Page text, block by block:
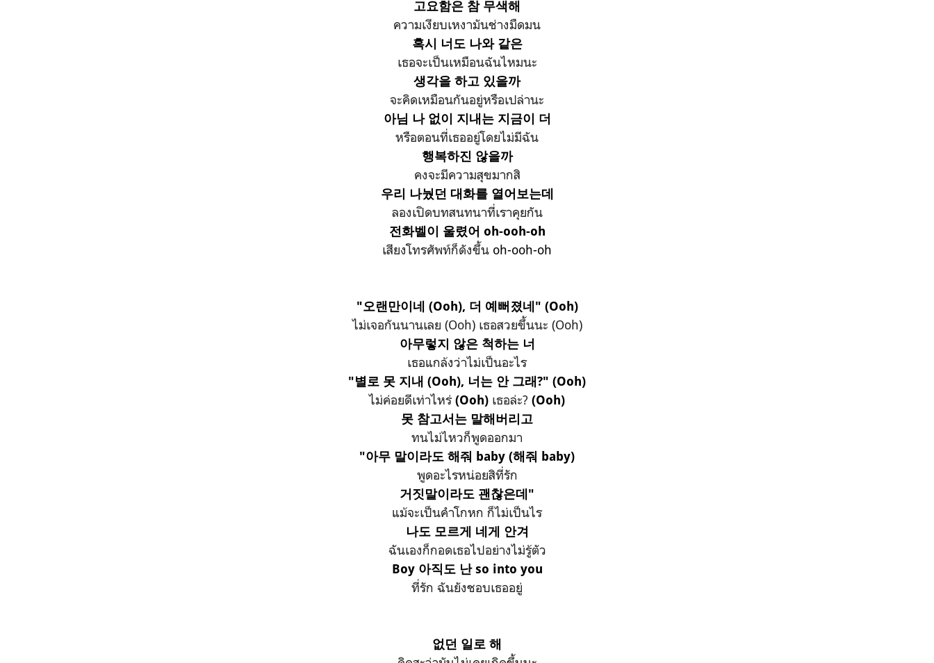
고요함은 참 무색해
ความเงียบเหงามันช่างมืดมน
혹시 너도 나와 같은
เธอจะเป็นเหมือนฉันไหมนะ
생각을 하고 있을까
จะคิดเหมือนกันอยู่หรือเปล่านะ
아님 나 없이 지내는 지금이 더
หรือตอนที่เธออยู่โดยไม่มีฉัน
행복하진 않을까
คงจะมีความสุขมากสิ
우리 나눴던 대화를 열어보는데
ลองเปิดบทสนทนาที่เราคุยกัน
전화벨이 울렸어 oh-ooh-oh
เสียงโทรศัพท์ก็ดังขึ้น oh-ooh-oh
"오랜만이네 (Ooh), 더 예뻐졌네" (Ooh)
ไม่เจอกันนานเลย (Ooh) เธอสวยขึ้นนะ (Ooh)
아무렇지 않은 척하는 너
เธอแกล้งว่าไม่เป็นอะไร
"별로 못 지내 (Ooh), 너는 안 그래?" (Ooh)
ไม่ค่อยดีเท่าไหร่ (Ooh) เธอล่ะ? (Ooh)
못 참고서는 말해버리고
ทนไม่ไหวก็พูดออกมา
"아무 말이라도 해줘 baby (해줘 baby)
พูดอะไรหน่อยสิที่รัก
거짓말이라도 괜찮은데"
แม้จะเป็นคำโกหก ก็ไม่เป็นไร
나도 모르게 네게 안겨
ฉันเองก็กอดเธอไปอย่างไม่รู้ตัว
Boy 아직도 난 so into you
ที่รัก ฉันยังชอบเธออยู่
없던 일로 해